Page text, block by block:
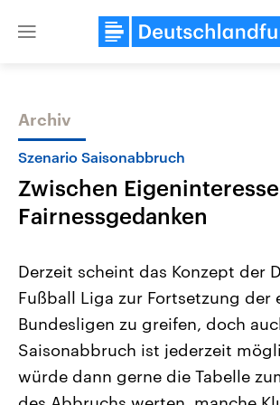
Close
Themen
Landtagswahl Sachsen-Anhalt
2026
Alle Informationen
Sachsen-Anhalt wählt am 6.
September 2026 einen neuen
Landtag. Seit 2021 wird das
Bundesland von einer Koalition aus
den
mit
Archiv
Szenario Saisonabbruch
Zwischen
Fairnessgedanken
Derzeit scheint das Konzept der
Fußball Liga zur Fortsetzung der
Bundesligen zu greifen, doch
Saisonabbruch ist jederzeit
würde dann gerne die Tabelle